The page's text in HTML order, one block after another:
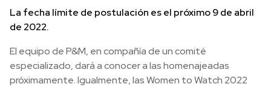
La fecha límite de postulación es el próximo 9 de abril
de 2022.
El equipo de P&M, en compañía de un comité
especializado, dará a conocer a las homenajeadas
próximamente. Igualmente, las Women to Watch 2022